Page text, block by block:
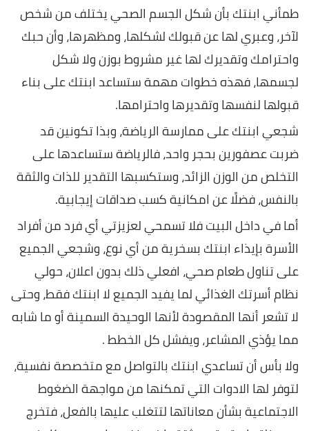
طمأني ابنتك بأن شكل الجسم الصحي يختلف من شخص
لآخر، وعبري لها عن قبولك لشكلها، ومظهرها، وأن حبك
واحترامك وتقديرك لها غير مشروط بوزن ولا شكل
لجسمها، فهذه خطوات مهمة ستساعد ابنتك على بناء
قبولها لنفسها وتقديرها واحترامها.
شجعي ابنتك على ممارسة الرياضة، وبذا تكونين قد
ضربت عصفورين بحجر واحد، فالرياضة ستساعدها على
التخلص من الوزن الزائد، وستكسبها التقدير للذات والثقة
بالنفس، فضلًا عن امكانية كسب صداقات إيجابية.
أما في داخل البيت فلا تسمحي لعزيزتي أي فرد من أفراد
الأسرة بإيذاء ابنتك بسخرية من أي نوع، وشجعي الجميع
على تناول طعام صحي، افعلي ذلك بدون اعلان، حولي
نظام أسرتك الغذائي لما يفيد الجميع لا ابنتك فقط، وحتى
لا تشعر أنها المقصودة لأنها الوحيدة السمينة أو ما شابه
مما يؤذي المشاعر، ويفشل كل الخطط .
ولا بأس أن تساعدي ابنتك بالتواصل مع متخصصة نفسية،
لتوفر لها الادوات التي تمكنها من مواجهة الضغوط
الاجتماعية بشأن معاناتها لتتغلب عليها بالفعل، فتخرج